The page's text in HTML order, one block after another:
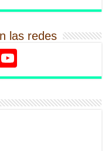
las redes
Twitter